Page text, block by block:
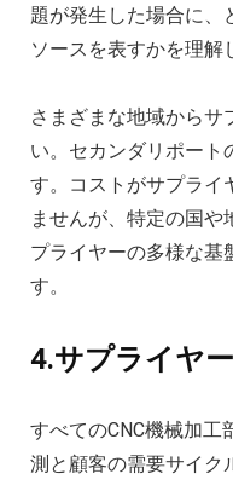
題が発生した場合に、
ソースを表すかを理解
さまざまな地域からサ
い。セカンダリポート
す。コストがサプライ
ませんが、特定の国
プライヤーの多様な基
す。
4.サプライヤ
すべてのCNC機械加工
測と顧客の需要サイク